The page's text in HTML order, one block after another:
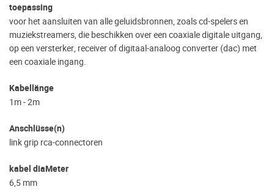
toepassing
voor het aansluiten van alle geluidsbronnen, zoals cd-spelers en
muziekstreamers, die beschikken over een coaxiale digitale uitgang,
op een versterker, receiver of digitaal-analoog converter (dac) met
een coaxiale ingang.
Kabellänge
1m - 2m
Anschlüsse(n)
link grip rca-connectoren
kabel diaMeter
6,5 mm